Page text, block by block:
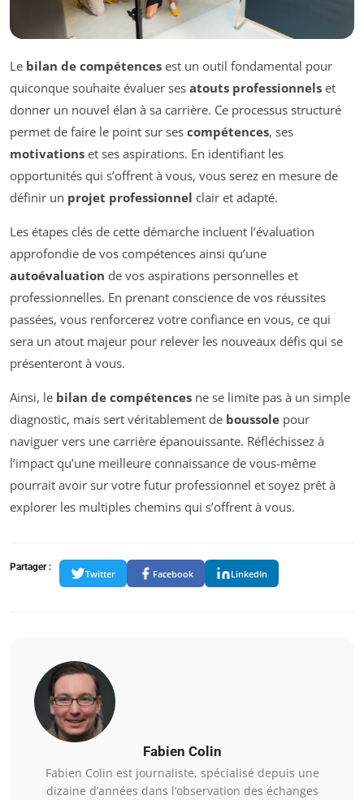
Le bilan de compétences est un outil fondamental pour
quiconque souhaite évaluer ses atouts professionnels et
donner un nouvel élan à sa carrière. Ce processus structuré
permet de faire le point sur ses compétences, ses
motivations et ses aspirations. En identifiant les
opportunités qui s’offrent à vous, vous serez en mesure de
définir un projet professionnel clair et adapté.
Les étapes clés de cette démarche incluent l’évaluation
approfondie de vos compétences ainsi qu’une
autoévaluation de vos aspirations personnelles et
professionnelles. En prenant conscience de vos réussites
passées, vous renforcerez votre confiance en vous, ce qui
sera un atout majeur pour relever les nouveaux défis qui se
présenteront à vous.
Ainsi, le bilan de compétences ne se limite pas à un simple
diagnostic, mais sert véritablement de boussole pour
naviguer vers une carrière épanouissante. Réfléchissez à
l’impact qu’une meilleure connaissance de vous-même
pourrait avoir sur votre futur professionnel et soyez prêt à
explorer les multiples chemins qui s’offrent à vous.
Partager :
Twitter Facebook LinkedIn
Fabien Colin
Fabien Colin est journaliste, spécialisé depuis une
dizaine d’années dans l’observation des échanges